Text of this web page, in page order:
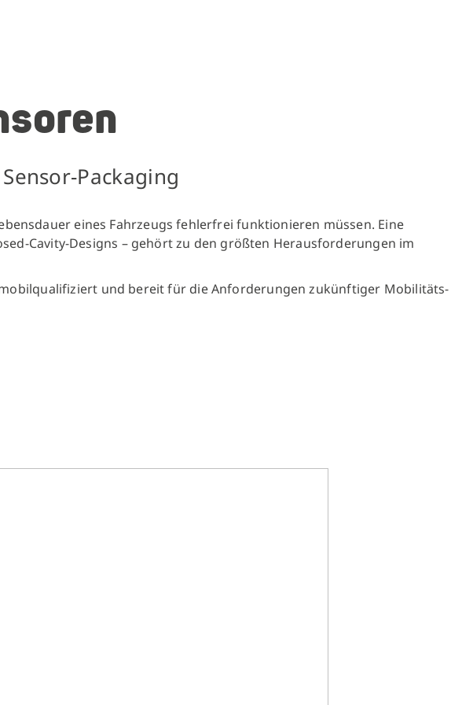
Packaging
eines Fahrzeugs fehlerfrei funktionieren müssen. Eine
Cavity-Designs – gehört zu den größten Herausforderungen im
und bereit für die Anforderungen zukünftiger Mobilitäts-